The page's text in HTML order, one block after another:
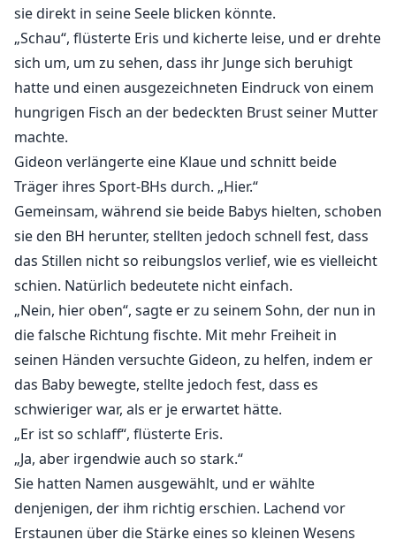
sie direkt in seine Seele blicken könnte.
„Schau“, flüsterte Eris und kicherte leise, und er drehte
sich um, um zu sehen, dass ihr Junge sich beruhigt
hatte und einen ausgezeichneten Eindruck von einem
hungrigen Fisch an der bedeckten Brust seiner Mutter
machte.
Gideon verlängerte eine Klaue und schnitt beide
Träger ihres Sport-BHs durch. „Hier.“
Gemeinsam, während sie beide Babys hielten, schoben
sie den BH herunter, stellten jedoch schnell fest, dass
das Stillen nicht so reibungslos verlief, wie es vielleicht
schien. Natürlich bedeutete nicht einfach.
„Nein, hier oben“, sagte er zu seinem Sohn, der nun in
die falsche Richtung fischte. Mit mehr Freiheit in
seinen Händen versuchte Gideon, zu helfen, indem er
das Baby bewegte, stellte jedoch fest, dass es
schwieriger war, als er je erwartet hätte.
„Er ist so schlaff“, flüsterte Eris.
„Ja, aber irgendwie auch so stark.“
Sie hatten Namen ausgewählt, und er wählte
denjenigen, der ihm richtig erschien. Lachend vor
Erstaunen über die Stärke eines so kleinen Wesens